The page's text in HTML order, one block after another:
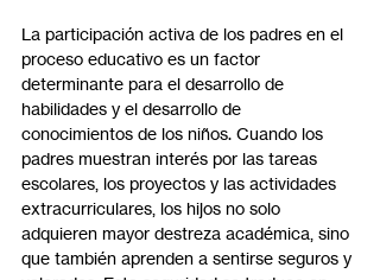
La participación activa de los padres en el
proceso educativo es un factor
determinante para el desarrollo de
habilidades y el desarrollo de
conocimientos de los niños. Cuando los
padres muestran interés por las tareas
escolares, los proyectos y las actividades
extracurriculares, los hijos no solo
adquieren mayor destreza académica, sino
que también aprenden a sentirse seguros y